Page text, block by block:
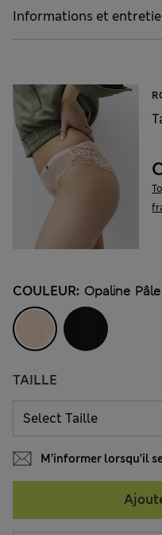
Informations et
COULEUR: Opaline Pâle
TAILLE
M’informer lorsqu’il